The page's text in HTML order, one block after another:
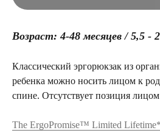
Возраст: 4-48 месяцев / 5,5 -
Классический эргорюкзак из
ребенка можно носить лицом к
спине. Отсутствует позиция
The ErgoPromise™ Limited